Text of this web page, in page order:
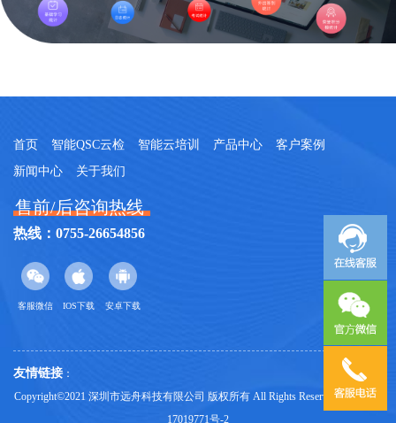
首页 智能QSC云检 智能云培训 产品中心
客户案例
新闻中心
关于我们
售前/后咨询热线
热线：0755-26654856
客服微信 IOS下载 安卓下载
友情链接 ：
Copyright©2021 深圳市远舟科技有限公司 版权所有 All Rights Reserved 鄂ICP备
17019771号-2